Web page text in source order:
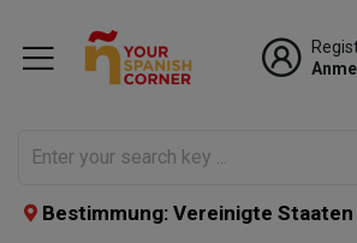
Bestimmung: Vereinigte Staaten